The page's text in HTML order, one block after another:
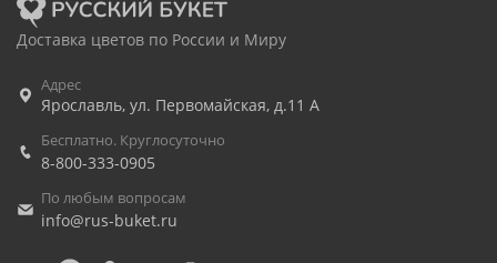
Доставка цветов по России и Миру
Адрес
Ярославль, ул. Первомайская, д.11 А
Бесплатно. Круглосуточно
8-800-333-0905
По любым вопросам
info@rus-buket.ru